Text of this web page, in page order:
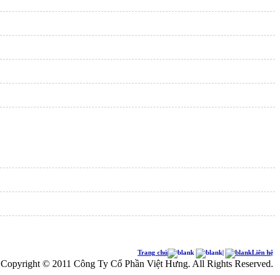
Trang chủ | Liên hệ
Copyright © 2011 Công Ty Cổ Phần Việt Hưng. All Rights Reserved.